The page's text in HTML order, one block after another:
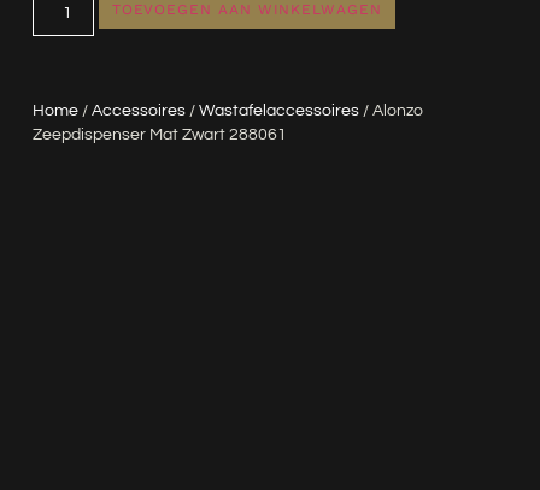
Home/ Accessoires/ Wastafelaccessoires/ Alonzo
Zeepdispenser Mat Zwart 288061
TOEVOEGEN AAN WINKELWAGEN